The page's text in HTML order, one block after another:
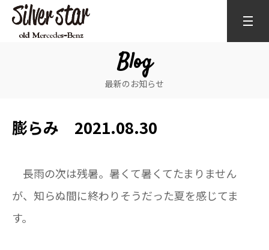
Blog
最新のお知らせ
膨らみ 2021.08.30
長雨の次は残暑。暑くて暑くてたまりません
が、知らぬ間に終わりそうだった夏を感じてま
す。